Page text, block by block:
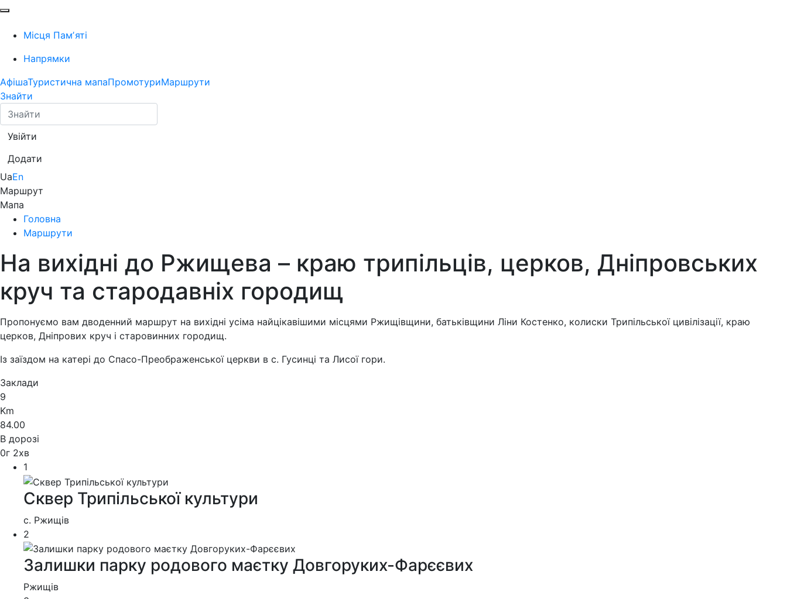
Місця Памʼяті
Напрямки
АфішаТуристична мапаПромотуриМаршрути
Знайти
Увійти
Додати
UaEn
Маршрут
Мапа
Головна
Маршрути
На вихідні до Ржищева – краю трипільців, церков, Дніпровських
круч та стародавніх городищ
Пропонуємо вам дводенний маршрут на вихідні усіма найцікавішими місцями Ржищівщини, батьківщини Ліни Костенко, колиски Трипільської цивілізації, краю
церков, Дніпрових круч і старовинних городищ.
Із заїздом на катері до Спасо-Преображенської церкви в с. Гусинці та Лисої гори.
Заклади
9
Km
84.00
В дорозі
0г 2хв
1
Сквер Трипільської культури
с. Ржищів
2
Залишки парку родового маєтку Довгоруких-Фарєєвих
Ржищів